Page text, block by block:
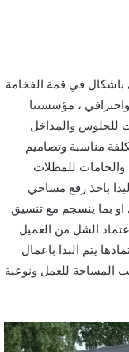
في قمة الفخامة
، مؤسستنا
للجلوس والمداخل
مناسبة وتصاميم
والخامات للمظلات
باخذ رفع مساحي
او بما ينسجم مع تنسيق
الشل من العميل
يتم البدا باعمال
المساحة للعمل ونوعية